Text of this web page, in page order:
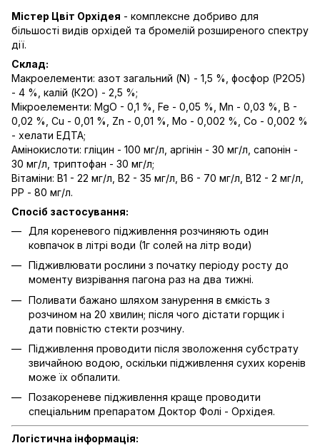
Містер Цвіт Орхідея - комплексне добриво для
більшості видів орхідей та бромелій розширеного спектру
дії.
Склад:
Макроелементи: азот загальний (N) - 1,5 %, фосфор (Р2О5)
- 4 %, калій (К2О) - 2,5 %;
Мікроелементи: MgO - 0,1 %, Fe - 0,05 %, Mn - 0,03 %, B -
0,02 %, Cu - 0,01 %, Zn - 0,01 %, Mo - 0,002 %, Co - 0,002 %
- хелати ЕДТА;
Амінокислоти: гліцин - 100 мг/л, аргінін - 30 мг/л, сапонін -
30 мг/л, триптофан - 30 мг/л;
Вітаміни: В1 - 22 мг/л, В2 - 35 мг/л, В6 - 70 мг/л, В12 - 2 мг/л,
РР - 80 мг/л.
Спосіб застосування:
Для кореневого підживлення розчиняють один
ковпачок в літрі води (1г солей на літр води)
Підживлювати рослини з початку періоду росту до
моменту визрівання пагона раз на два тижні.
Поливати бажано шляхом занурення в ємкість з
розчином на 20 хвилин; після чого дістати горщик і
дати повністю стекти розчину.
Підживлення проводити після зволоження субстрату
звичайною водою, оскільки підживлення сухих коренів
може їх обпалити.
Позакореневе підживлення краще проводити
спеціальним препаратом Доктор Фолі - Орхідея.
Логістична інформація: